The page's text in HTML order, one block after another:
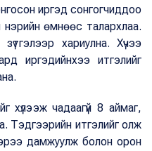
иргэд сонгогчиддоо
нэрийн өмнөөс талархлаа.
хариулна. Хүчээ
иргэдийнхээ итгэлийг
хүлээж чадаагүй 8 аймаг,
Тэдгээрийн итгэлийг олж
дамжуулж болон орон